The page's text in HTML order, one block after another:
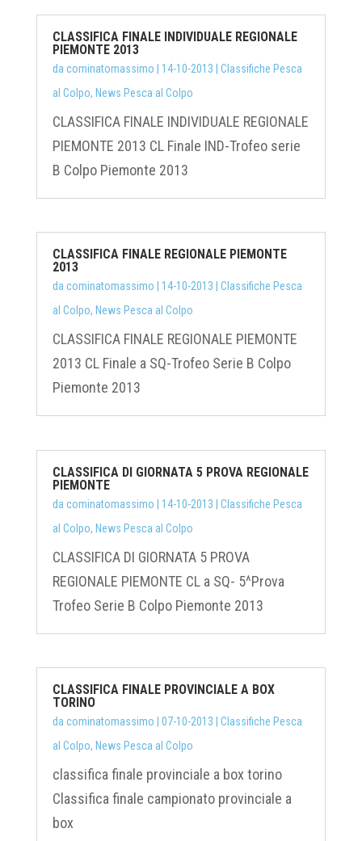
CLASSIFICA FINALE INDIVIDUALE REGIONALE
PIEMONTE 2013
da cominatomassimo 14-10-2013
Classifiche Pesca
al Colpo, News Pesca al Colpo
CLASSIFICA FINALE INDIVIDUALE REGIONALE
PIEMONTE 2013 CL Finale IND-Trofeo serie
B Colpo Piemonte 2013
CLASSIFICA FINALE REGIONALE PIEMONTE
2013
da cominatomassimo 14-10-2013
Classifiche Pesca
al Colpo, News Pesca al Colpo
CLASSIFICA FINALE REGIONALE PIEMONTE
2013 CL Finale a SQ-Trofeo Serie B Colpo
Piemonte 2013
CLASSIFICA DI GIORNATA 5 PROVA REGIONALE
PIEMONTE
da cominatomassimo 14-10-2013
Classifiche Pesca
al Colpo, News Pesca al Colpo
CLASSIFICA DI GIORNATA 5 PROVA
REGIONALE PIEMONTE CL a SQ- 5^Prova
Trofeo Serie B Colpo Piemonte 2013
CLASSIFICA FINALE PROVINCIALE A BOX
TORINO
da cominatomassimo 07-10-2013
Classifiche Pesca
al Colpo, News Pesca al Colpo
classifica finale provinciale a box torino
Classifica finale campionato provinciale a
box